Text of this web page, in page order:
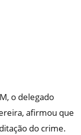
o delegado
afirmou que
do crime.